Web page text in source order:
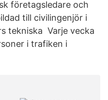
företagsledare och
till civilingenjör i
tekniska Varje vecka
i trafiken i